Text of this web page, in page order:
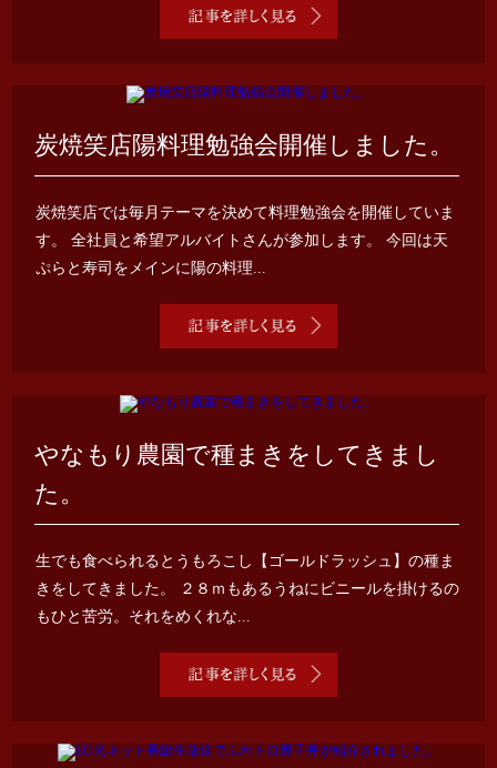
炭焼笑店陽料理勉強会開催しました。
炭焼笑店では毎月テーマを決めて料理勉強会を開催していま
す。 全社員と希望アルバイトさんが参加します。 今回は天
ぷらと寿司をメインに陽の料理...
やなもり農園で種まきをしてきまし
た。
生でも食べられるとうもろこし【ゴールドラッシュ】の種ま
きをしてきました。 ２８ｍもあるうねにビニールを掛けるの
もひと苦労。それをめくれな...